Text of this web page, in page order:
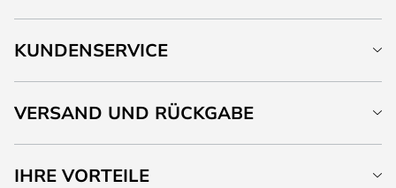
KUNDENSERVICE
VERSAND UND RÜCKGABE
IHRE VORTEILE